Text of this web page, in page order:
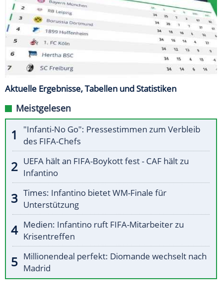
Aktuelle Ergebnisse, Tabellen und Statistiken
Meistgelesen
"Infanti-No Go": Pressestimmen zum Verbleib
des FIFA-Chefs
UEFA hält an FIFA-Boykott fest - CAF hält zu
Infantino
Times: Infantino bietet WM-Finale für
Unterstützung
Medien: Infantino ruft FIFA-Mitarbeiter zu
Krisentreffen
Millionendeal perfekt: Diomande wechselt nach
Madrid